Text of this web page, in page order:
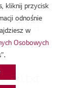
kliknij przycisk
odnośnie
w
Osobowych